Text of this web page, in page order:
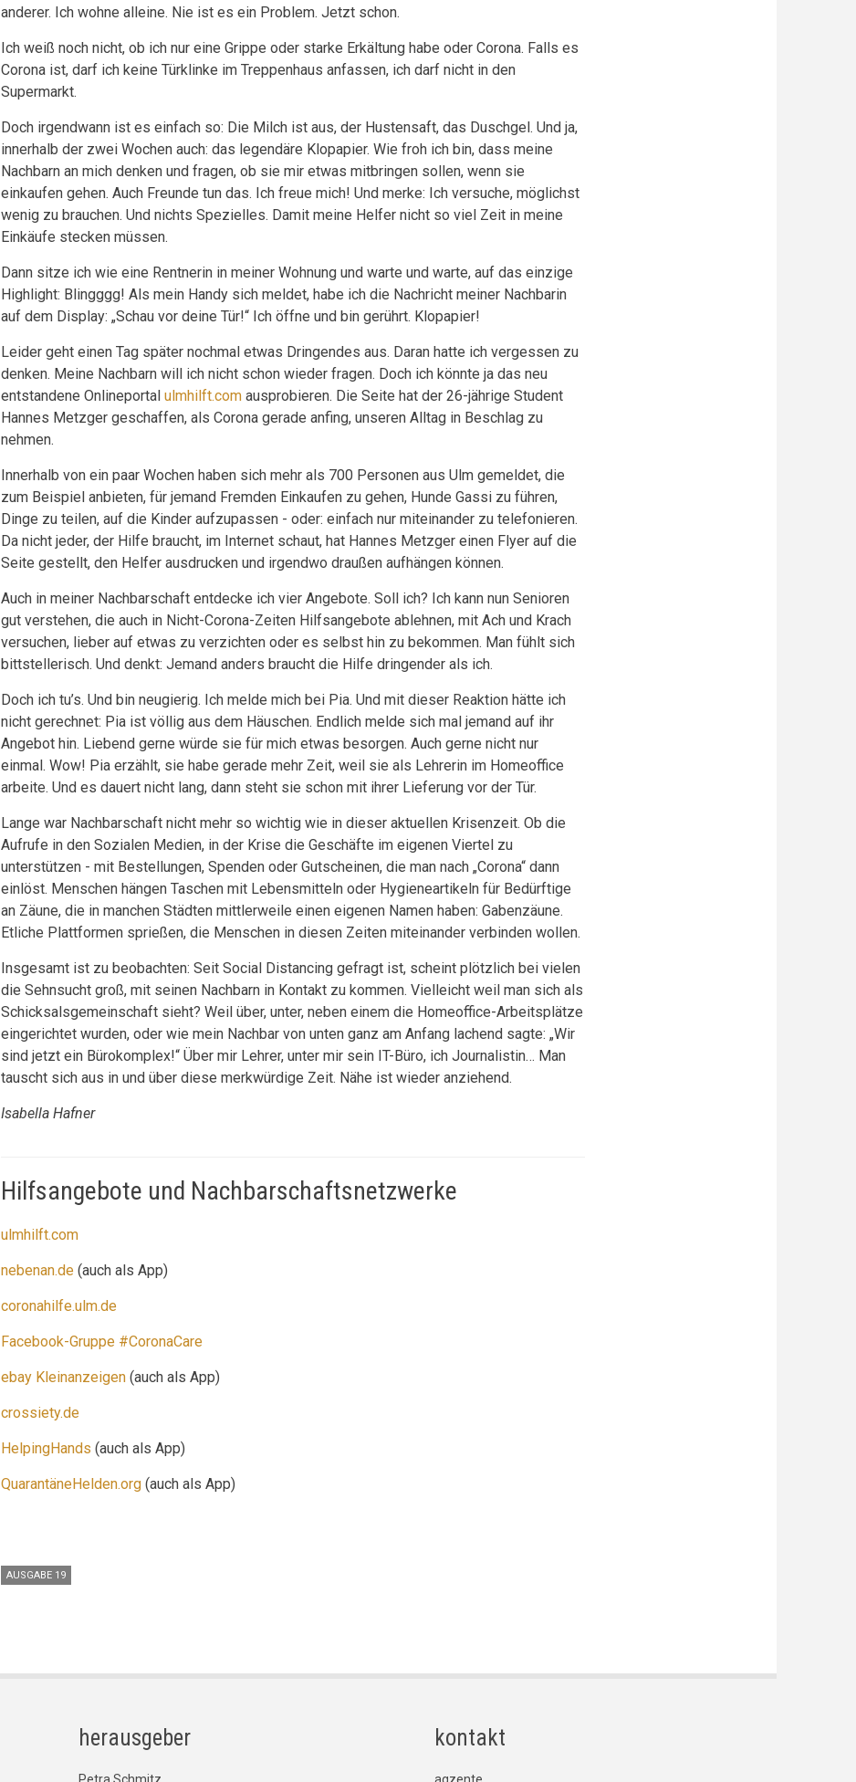
anderer. Ich wohne alleine. Nie ist es ein Problem. Jetzt schon.
Ich weiß noch nicht, ob ich nur eine Grippe oder starke Erkältung habe oder Corona. Falls es
Corona ist, darf ich keine Türklinke im Treppenhaus anfassen, ich darf nicht in den
Supermarkt.
Doch irgendwann ist es einfach so: Die Milch ist aus, der Hustensaft, das Duschgel. Und ja,
innerhalb der zwei Wochen auch: das legendäre Klopapier. Wie froh ich bin, dass meine
Nachbarn an mich denken und fragen, ob sie mir etwas mitbringen sollen, wenn sie
einkaufen gehen. Auch Freunde tun das. Ich freue mich! Und merke: Ich versuche, möglichst
wenig zu brauchen. Und nichts Spezielles. Damit meine Helfer nicht so viel Zeit in meine
Einkäufe stecken müssen.
Dann sitze ich wie eine Rentnerin in meiner Wohnung und warte und warte, auf das einzige
Highlight: Blingggg! Als mein Handy sich meldet, habe ich die Nachricht meiner Nachbarin
auf dem Display: „Schau vor deine Tür!“ Ich öffne und bin gerührt. Klopapier!
Leider geht einen Tag später nochmal etwas Dringendes aus. Daran hatte ich vergessen zu
denken. Meine Nachbarn will ich nicht schon wieder fragen. Doch ich könnte ja das neu
entstandene Onlineportal ulmhilft.com ausprobieren. Die Seite hat der 26-jährige Student
Hannes Metzger geschaffen, als Corona gerade anfing, unseren Alltag in Beschlag zu
nehmen.
Innerhalb von ein paar Wochen haben sich mehr als 700 Personen aus Ulm gemeldet, die
zum Beispiel anbieten, für jemand Fremden Einkaufen zu gehen, Hunde Gassi zu führen,
Dinge zu teilen, auf die Kinder aufzupassen - oder: einfach nur miteinander zu telefonieren.
Da nicht jeder, der Hilfe braucht, im Internet schaut, hat Hannes Metzger einen Flyer auf die
Seite gestellt, den Helfer ausdrucken und irgendwo draußen aufhängen können.
Auch in meiner Nachbarschaft entdecke ich vier Angebote. Soll ich? Ich kann nun Senioren
gut verstehen, die auch in Nicht-Corona-Zeiten Hilfsangebote ablehnen, mit Ach und Krach
versuchen, lieber auf etwas zu verzichten oder es selbst hin zu bekommen. Man fühlt sich
bittstellerisch. Und denkt: Jemand anders braucht die Hilfe dringender als ich.
Doch ich tu’s. Und bin neugierig. Ich melde mich bei Pia. Und mit dieser Reaktion hätte ich
nicht gerechnet: Pia ist völlig aus dem Häuschen. Endlich melde sich mal jemand auf ihr
Angebot hin. Liebend gerne würde sie für mich etwas besorgen. Auch gerne nicht nur
einmal. Wow! Pia erzählt, sie habe gerade mehr Zeit, weil sie als Lehrerin im Homeoffice
arbeite. Und es dauert nicht lang, dann steht sie schon mit ihrer Lieferung vor der Tür.
Lange war Nachbarschaft nicht mehr so wichtig wie in dieser aktuellen Krisenzeit. Ob die
Aufrufe in den Sozialen Medien, in der Krise die Geschäfte im eigenen Viertel zu
unterstützen - mit Bestellungen, Spenden oder Gutscheinen, die man nach „Corona“ dann
einlöst. Menschen hängen Taschen mit Lebensmitteln oder Hygieneartikeln für Bedürftige
an Zäune, die in manchen Städten mittlerweile einen eigenen Namen haben: Gabenzäune.
Etliche Plattformen sprießen, die Menschen in diesen Zeiten miteinander verbinden wollen.
Insgesamt ist zu beobachten: Seit Social Distancing gefragt ist, scheint plötzlich bei vielen
die Sehnsucht groß, mit seinen Nachbarn in Kontakt zu kommen. Vielleicht weil man sich als
Schicksalsgemeinschaft sieht? Weil über, unter, neben einem die Homeoffice-Arbeitsplätze
eingerichtet wurden, oder wie mein Nachbar von unten ganz am Anfang lachend sagte: „Wir
sind jetzt ein Bürokomplex!“ Über mir Lehrer, unter mir sein IT-Büro, ich Journalistin… Man
tauscht sich aus in und über diese merkwürdige Zeit. Nähe ist wieder anziehend.
Isabella Hafner
Hilfsangebote und Nachbarschaftsnetzwerke
ulmhilft.com
nebenan.de (auch als App)
coronahilfe.ulm.de
Facebook-Gruppe #CoronaCare
ebay Kleinanzeigen (auch als App)
crossiety.de
HelpingHands (auch als App)
QuarantäneHelden.org (auch als App)
AUSGABE 19
herausgeber
Petra Schmitz
kontakt
agzente